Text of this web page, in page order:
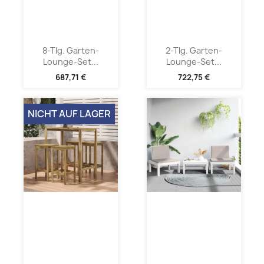
8-Tlg. Garten-
Lounge-Set...
687,71 €
2-Tlg. Garten-
Lounge-Set...
722,75 €
NICHT AUF LAGER